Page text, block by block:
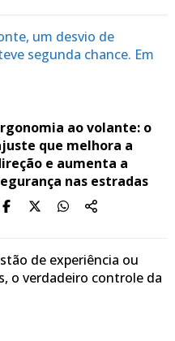
um desvio de
segunda chance. Em
ao volante: o
que melhora a
e aumenta a
nas estradas
de experiência ou
o verdadeiro controle da